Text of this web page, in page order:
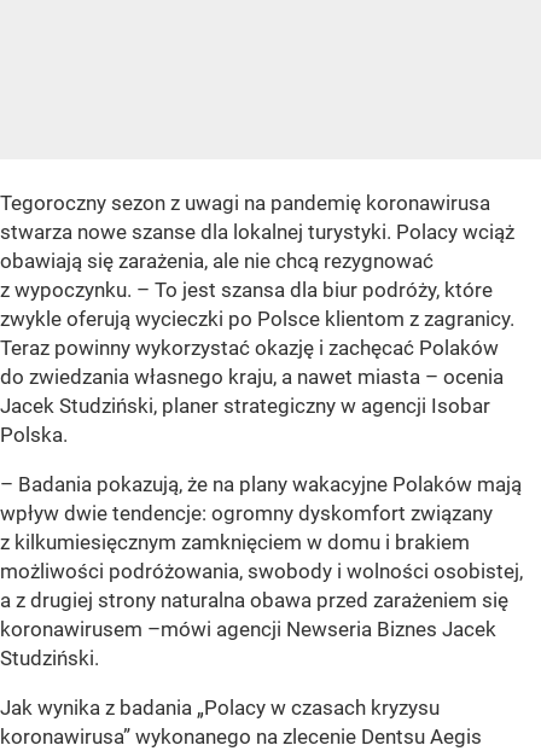
Tegoroczny sezon z uwagi na pandemię koronawirusa
stwarza nowe szanse dla lokalnej turystyki. Polacy wciąż
obawiają się zarażenia, ale nie chcą rezygnować
z wypoczynku. – To jest szansa dla biur podróży, które
zwykle oferują wycieczki po Polsce klientom z zagranicy.
Teraz powinny wykorzystać okazję i zachęcać Polaków
do zwiedzania własnego kraju, a nawet miasta – ocenia
Jacek Studziński, planer strategiczny w agencji Isobar
Polska.
– Badania pokazują, że na plany wakacyjne Polaków mają
wpływ dwie tendencje: ogromny dyskomfort związany
z kilkumiesięcznym zamknięciem w domu i brakiem
możliwości podróżowania, swobody i wolności osobistej,
a z drugiej strony naturalna obawa przed zarażeniem się
koronawirusem –mówi agencji Newseria Biznes Jacek
Studziński.
Jak wynika z badania „Polacy w czasach kryzysu
koronawirusa” wykonanego na zlecenie Dentsu Aegis